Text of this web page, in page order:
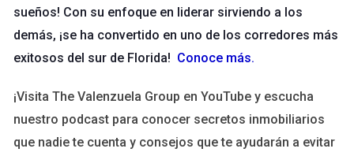
Estudios de Caso
Un grupo de desarrolladores decidió construir un complejo
residencial en Lake Nona. Realizaron un análisis exhaustivo del
mercado y establecieron un presupuesto claro. Atraídos por
sueños! Con su enfoque en liderar sirviendo a los
demás, ¡se ha convertido en uno de los corredores más
exitosos del sur de Florida! Conoce más.
¡Visita The Valenzuela Group en YouTube y escucha
nuestro podcast para conocer secretos inmobiliarios
que nadie te cuenta y consejos que te ayudarán a evitar